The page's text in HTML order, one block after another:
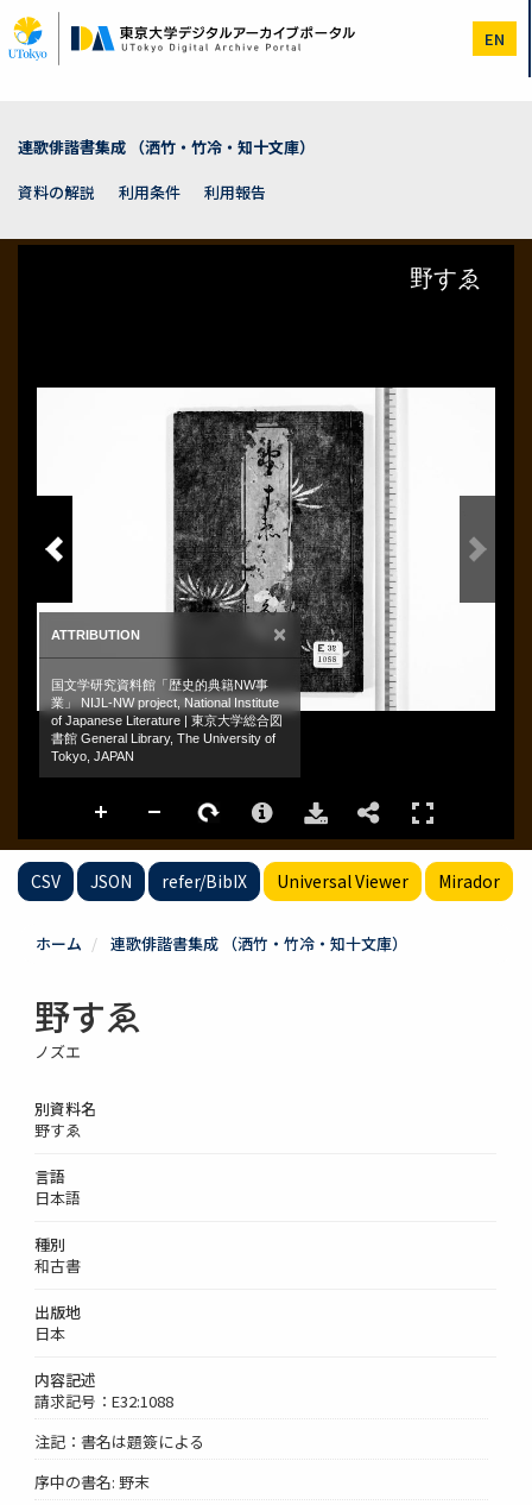
イ
ン
EN
連歌俳諧書集成 （洒竹・竹冷・知十文庫）
資料の解説
利用条件 利用報告
CSV JSON refer/BibIX Universal Viewer Mirador
ホーム 連歌俳諧書集成 （洒竹・竹冷・知十文庫）
野すゑ
ノズエ
別資料名
野すゑ
言語
日本語
種別
和古書
出版地
日本
内容記述
請求記号：E32:1088
注記：書名は題簽による
序中の書名: 野末